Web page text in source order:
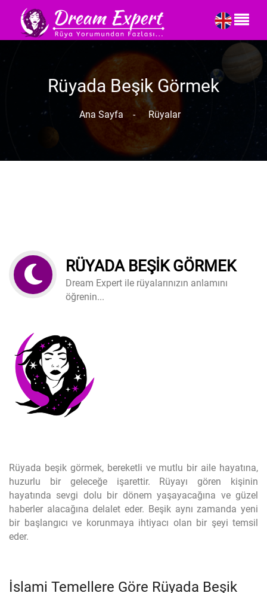
Rüyada Beşik Görmek
Ana Sayfa - Rüyalar
RÜYADA BEŞIK GÖRMEK
Dream Expert ile rüyalarınızın anlamını
öğrenin...
Rüyada beşik görmek, bereketli ve mutlu bir aile hayatına,
huzurlu bir geleceğe işarettir. Rüyayı gören kişinin
hayatında sevgi dolu bir dönem yaşayacağına ve güzel
haberler alacağına delalet eder. Beşik aynı zamanda yeni
bir başlangıcı ve korunmaya ihtiyacı olan bir şeyi temsil
eder.
İslami Temellere Göre Rüyada Beşik